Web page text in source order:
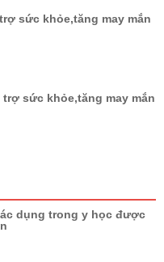
sức khỏe,tăng may mắn
sức khỏe,tăng may mắn
dụng trong y học được